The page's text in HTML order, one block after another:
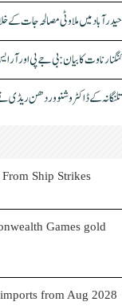
حیدرآباد میں ملاوٹی مصالحہ جات کے خلاف بڑا کریک ڈاؤن،
کنگنا رناوت کا بیان: بی جے پی اور
تلنگانہ کے ڈاکٹر وشنو وردھن ریڈی
Ship Strikes
Games gold
from Aug 2028